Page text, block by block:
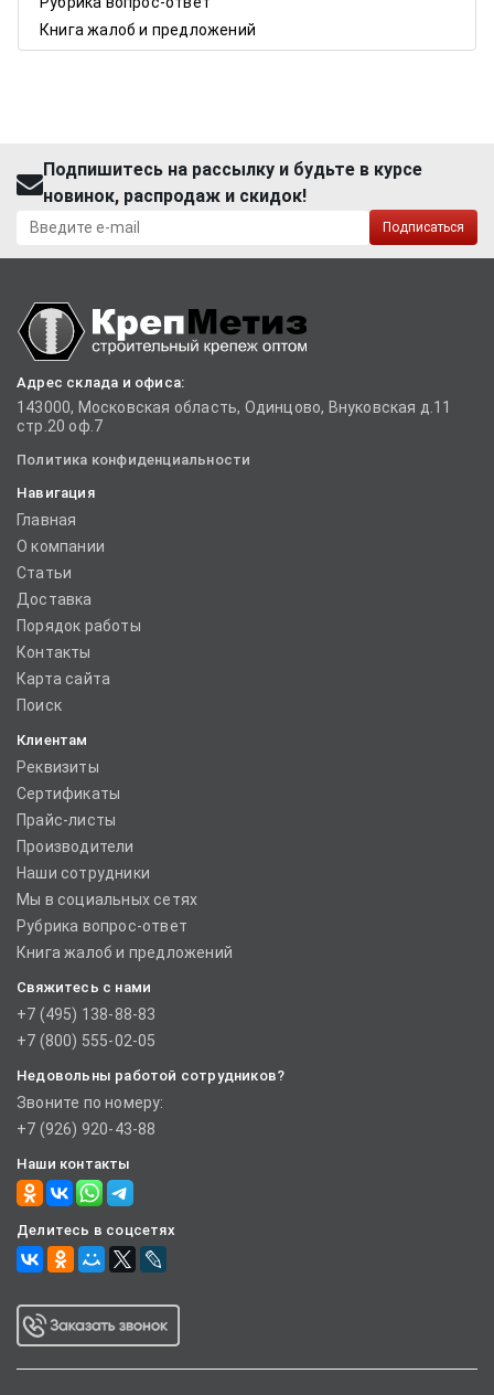
Книга жалоб и предложений
Подпишитесь на рассылку и будьте в курсе
новинок, распродаж и скидок!
Подписаться
Адрес склада и офиса:
143000, Московская область, Одинцово, Внуковская д.11
стр.20 оф.7
Политика конфиденциальности
Навигация
Главная
О компании
Статьи
Доставка
Порядок работы
Контакты
Карта сайта
Поиск
Клиентам
Реквизиты
Сертификаты
Прайс-листы
Производители
Наши сотрудники
Мы в социальных сетях
Рубрика вопрос-ответ
Книга жалоб и предложений
Свяжитесь с нами
+7 (495) 138-88-83
+7 (800) 555-02-05
Недовольны работой сотрудников?
Звоните по номеру:
+7 (926) 920-43-88
Наши контакты
Делитесь в соцсетях